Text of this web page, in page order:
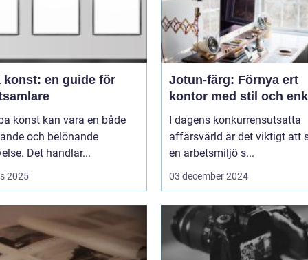
konst: en guide för
konst kan vara en både
och belönande
Det handlar...
2025
Jotun-färg: Förnya ert
kontor med stil och
I dagens konkurrensutsatta
affärsvärld är det viktigt att
en arbetsmiljö s...
03 december 2024